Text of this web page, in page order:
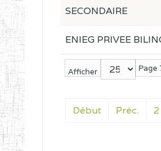
Afficher Page
Début Préc. 2
SECONDAIRE
ENIEG PRIVEE